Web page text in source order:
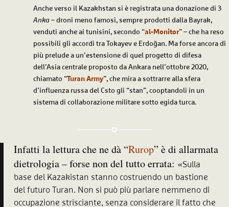
Anche verso il Kazakhstan si è registrata una donazione di 3
Anka – droni meno famosi, sempre prodotti dalla Bayrak,
venduti anche ai tunisini, secondo “al-Monitor” – che ha reso
possibili gli accordi tra Tokayev e Erdoğan. Ma forse ancora di
più prelude a un’estensione di quel progetto di difesa
dell’Asia centrale proposto da Ankara nell’ottobre 2020,
chiamato “Turan Army”, che mira a sottrarre alla sfera
d’influenza russa del Csto gli “stan”, cooptandoli in un
sistema di collaborazione militare sotto egida turca.
Infatti la lettura che ne dà “Rurop” è di allarmata
dietrologia – forse non del tutto errata: «Sulla
base del Kazakistan stanno costruendo un bastione
del futuro Turan. Non si può più parlare nemmeno di
occupazione strisciante, senza considerare il fatto che